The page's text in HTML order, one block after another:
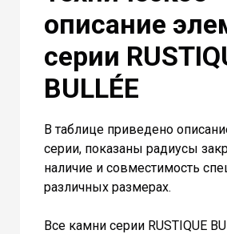
описание
серии
BULLÉE
В таблице приведено
серии, показаны радиусы
наличие и совместимость
различных размерах.
Все камни серии RUSTIQUE